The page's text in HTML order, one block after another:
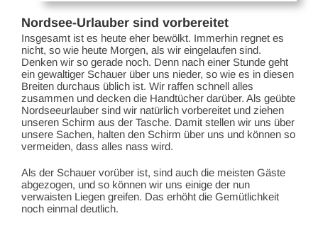
Nordsee-Urlauber sind vorbereitet
Insgesamt ist es heute eher bewölkt. Immerhin regnet es
nicht, so wie heute Morgen, als wir eingelaufen sind.
Denken wir so gerade noch. Denn nach einer Stunde geht
ein gewaltiger Schauer über uns nieder, so wie es in diesen
Breiten durchaus üblich ist. Wir raffen schnell alles
zusammen und decken die Handtücher darüber. Als geübte
Nordseeurlauber sind wir natürlich vorbereitet und ziehen
unseren Schirm aus der Tasche. Damit stellen wir uns über
unsere Sachen, halten den Schirm über uns und können so
vermeiden, dass alles nass wird.
Als der Schauer vorüber ist, sind auch die meisten Gäste
abgezogen, und so können wir uns einige der nun
verwaisten Liegen greifen. Das erhöht die Gemütlichkeit
noch einmal deutlich.